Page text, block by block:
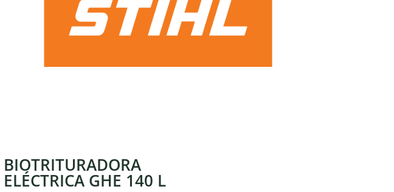
BIOTRITURADORA
ELÉCTRICA GHE 140 L